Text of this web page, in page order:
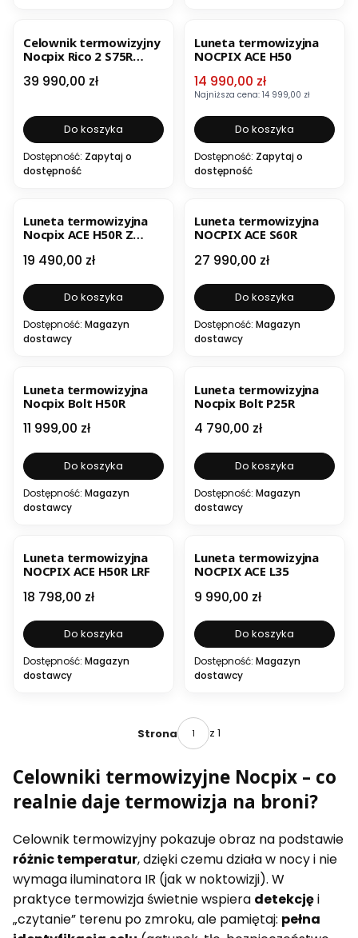
Celownik termowizyjny
Nocpix Rico 2 S75R
Cena
39 990,00 zł
Do koszyka
Dostępność: Zapytaj o
dostępność
Luneta termowizyjna
NOCPIX ACE H50
Cena promocyjna
14 990,00 zł
Najniższa cena: 14 999,00 zł
Do koszyka
Dostępność: Zapytaj o
dostępność
Luneta termowizyjna
Nocpix ACE H50R Z
Cena
19 490,00 zł
Do koszyka
Dostępność: Magazyn
dostawcy
Luneta termowizyjna
NOCPIX ACE S60R
Cena
27 990,00 zł
Do koszyka
Dostępność: Magazyn
dostawcy
Luneta termowizyjna
Nocpix Bolt H50R
Cena
11 999,00 zł
Do koszyka
Dostępność: Magazyn
dostawcy
Luneta termowizyjna
Nocpix Bolt P25R
Cena
4 790,00 zł
Do koszyka
Dostępność: Magazyn
dostawcy
Luneta termowizyjna
NOCPIX ACE H50R LRF
Cena
18 798,00 zł
Do koszyka
Dostępność: Magazyn
dostawcy
Luneta termowizyjna
NOCPIX ACE L35
Cena
9 990,00 zł
Do koszyka
Dostępność: Magazyn
dostawcy
Strona z 1
Celowniki termowizyjne Nocpix – co
realnie daje termowizja na broni?
Celownik termowizyjny pokazuje obraz na podstawie
różnic temperatur, dzięki czemu działa w nocy i nie
wymaga iluminatora IR (jak w noktowizji). W
praktyce termowizja świetnie wspiera detekcjęi
„czytanie” terenu po zmroku, ale pamiętaj: pełna